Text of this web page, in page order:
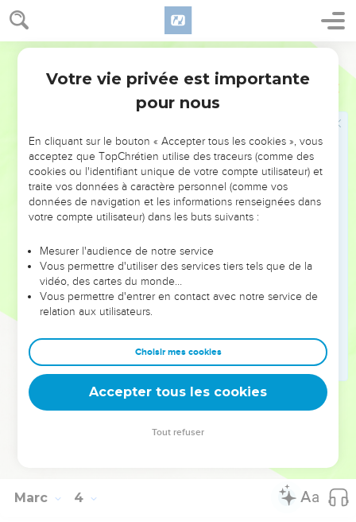
Marc 3
et piller son bien, s'il n'a auparavant lié cet homme fort ; et
alors il pillera sa maison.
28
pardonnés aux enfants des hommes, ainsi que les
blasphèmes par lesquels ils auront blasphémé ;
n'en obtiendra jamais le pardon ; mais il sera sujet à une
condamnation éternelle.
Jésus parla ainsi, parce qu'ils disaient : Il est possédé d'un
esprit immonde.
La mère et les frères de Jésus
Ses frères et sa mère arrivèrent donc, et se tenant dehors
ils l'envoyèrent appeler ; et la multitude était assise autour
de lui.
Et on lui dit : Voilà, ta mère et tes frères sont là dehors, qui
te demandent.
Mais il répondit : Qui est ma mère, ou qui sont mes frères ?
Et jetant les yeux sur ceux qui étaient autour de lui, il dit :
Marc 4
Votre vie privée est importante
pour nous
En cliquant sur le bouton « Accepter tous les cookies », vous
acceptez que TopChrétien utilise des traceurs (comme des
cookies ou l'identifiant unique de votre compte utilisateur) et
traite vos données à caractère personnel (comme vos
données de navigation et les informations renseignées dans
votre compte utilisateur) dans les buts suivants :
Mesurer l'audience de notre service
Vous permettre d'utiliser des services tiers tels que de la
vidéo, des cartes du monde…
Vous permettre d'entrer en contact avec notre service de
relation aux utilisateurs.
Choisir mes cookies
Accepter tous les cookies
Tout refuser